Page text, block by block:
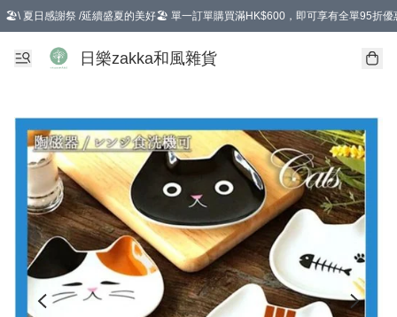
🏖️\ 夏日感謝祭 /延續盛夏的美好🏖️ 單一訂單購買滿HK$600，即可享有全單95折優
選擇GoGoX住宅/工商地址配送，單一訂單消費購物滿HK$680(折扣後），可享有
日樂zakka和風雜貨